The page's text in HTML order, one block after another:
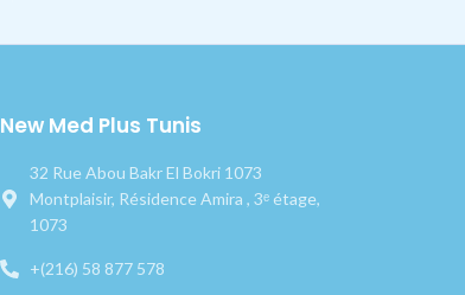
New Med Plus Tunis
32 Rue Abou Bakr El Bokri 1073
Montplaisir, Résidence Amira , 3ᵉ étage,
1073
+(216) 58 877 578